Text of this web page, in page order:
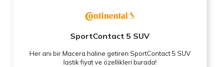
SportContact 5 SUV
Her anı bir Macera haline getiren SportContact 5 SUV
lastik fiyat ve özellikleri burada!